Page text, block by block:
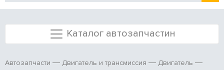
Каталог автозапчастин
Автозапчасти Двигатель и трансмиссия
Двигатель